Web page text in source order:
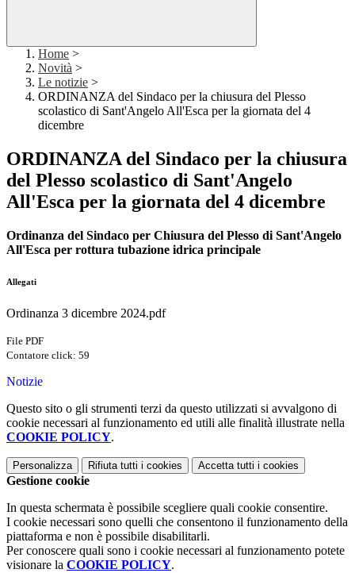
Home >
Novità >
Le notizie >
ORDINANZA del Sindaco per la chiusura del Plesso
scolastico di Sant'Angelo All'Esca per la giornata del 4
dicembre
ORDINANZA del Sindaco per la chiusura
del Plesso scolastico di Sant'Angelo
All'Esca per la giornata del 4 dicembre
Ordinanza del Sindaco per Chiusura del Plesso di Sant'Angelo
All'Esca per rottura tubazione idrica principale
Allegati
Ordinanza 3 dicembre 2024.pdf
File PDF
Contatore click: 59
Notizie
Questo sito o gli strumenti terzi da questo utilizzati si avvalgono di
cookie necessari al funzionamento ed utili alle finalità illustrate nella
COOKIE POLICY.
Personalizza Rifiuta tutti i cookies Accetta tutti i cookies
Gestione cookie
In questa schermata è possibile scegliere quali cookie consentire.
I cookie necessari sono quelli che consentono il funzionamento della
piattaforma e non è possibile disabilitarli.
Per conoscere quali sono i cookie necessari al funzionamento potete
visionare la COOKIE POLICY.